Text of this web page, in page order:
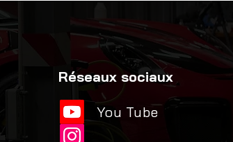
Réseaux sociaux
You Tube